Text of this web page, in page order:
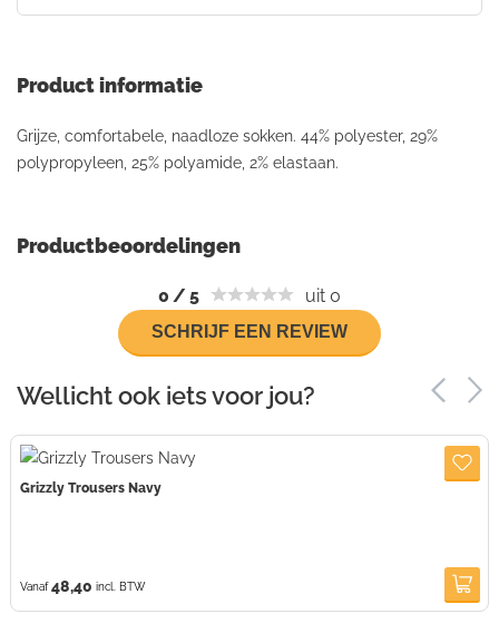
Product informatie
Grijze, comfortabele, naadloze sokken. 44% polyester, 29%
polypropyleen, 25% polyamide, 2% elastaan.
Productbeoordelingen
0 / 5 uit 0
SCHRIJF EEN REVIEW
Wellicht ook iets voor jou?
Grizzly Trousers Navy
Vanaf 48,40 incl. BTW